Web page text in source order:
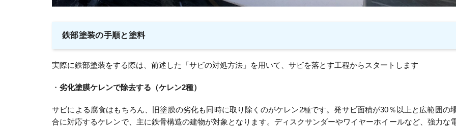
鉄部塗装の手順と塗料
実際に鉄部塗装をする際は、前述した「サビの対処方法」を用いて、サビを落とす工程からスタートします
・ 劣化塗膜ケレンで除去する（ケレン2種）
サビによる腐食はもちろん、旧塗膜の劣化も同時に取り除くのがケレン2種です。発サビ面積が30％以上と広範囲の
合に対応するケレンで、主に鉄骨構造の建物が対象となります。ディスクサンダーやワイヤーホイールなど、強力な